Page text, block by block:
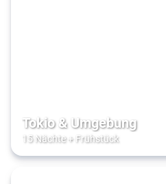
Tokio & Umgebung
15 Nächte+ Frühstück